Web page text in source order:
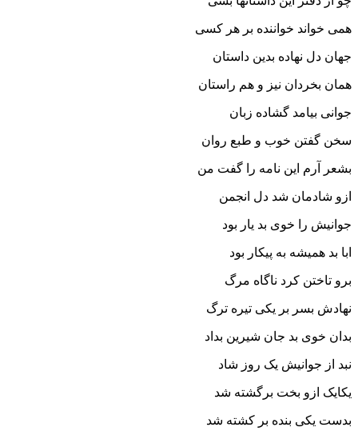
همى خواند خواننده بر هر کسى‏
جهان دل نهاده بدین داستان
همان بخردان نیز و هم راستان‏
جوانى بیامد گشاده زبان
سخن گفتن خوب و طبع روان‏
بشعر آرم این نامه را گفت من
ازو شادمان شد دل انجمن‏
جوانیش را خوى بد یار بود
ابا بد همیشه به پیکار بود
برو تاختن کرد ناگاه مرگ
نهادش بسر بر یکى تیره ترگ‏
بدان خوى بد جان شیرین بداد
نبد از جوانیش یک روز شاد
یکایک ازو بخت برگشته شد
بدست یکى بنده بر کشته شد